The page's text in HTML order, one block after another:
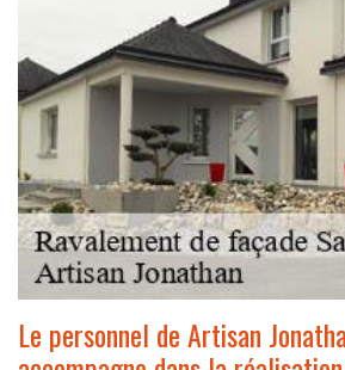
Le personnel de Artisan